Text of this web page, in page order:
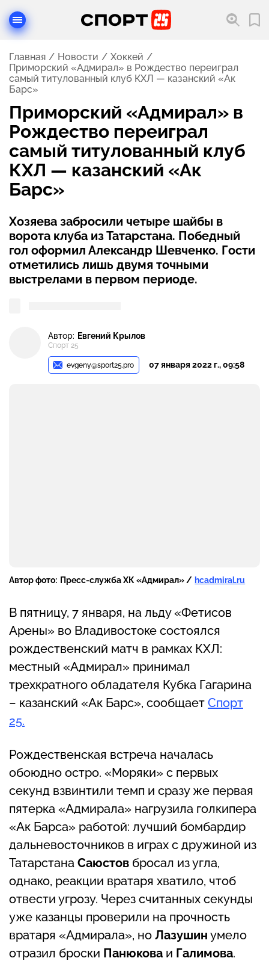
Главная Новости
Хоккей
Приморский «Адмирал» в Рождество переиграл
самый титулованный клуб КХЛ — казанский «Ак
Барс»
Приморский «Адмирал» в
Рождество переиграл
самый титулованный клуб
КХЛ — казанский «Ак
Барс»
Хозяева забросили четыре шайбы в
ворота клуба из Татарстана. Победный
гол оформил Александр Шевченко. Гости
отметились лишь двумя точными
выстрелами в первом периоде.
Автор: Евгений Крылов
Спорт 25
evgeny@sport25.pro 07 января 2022 г., 09:58
Автор фото: Пресс-служба ХК «Адмирал» / hcadmiral.ru
В пятницу, 7 января, на льду «Фетисов
Арены» во Владивостоке состоялся
рождественский матч в рамках КХЛ:
местный «Адмирал» принимал
трехкратного обладателя Кубка Гагарина
– казанский «Ак Барс», сообщает Спорт
25.
Рождественская встреча началась
обоюдно остро. «Моряки» с первых
секунд взвинтили темп и сразу же первая
пятерка «Адмирала» нагрузила голкипера
«Ак Барса» работой: лучший бомбардир
дальневосточников в играх с дружиной из
Татарстана Саюстов бросал из угла,
однако, реакции вратаря хватило, чтоб
отвести угрозу. Через считанных секунды
уже казанцы проверили на прочность
вратаря «Адмирала», но Лазушин умело
отразил броски Панюкова и Галимова.